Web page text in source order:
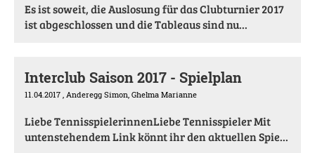
Es ist soweit, die Auslosung für das Clubturnier 2017
ist abgeschlossen und die Tableaus sind nu...
Interclub Saison 2017 - Spielplan
11.04.2017 , Anderegg Simon, Ghelma Marianne
Liebe TennisspielerinnenLiebe Tennisspieler Mit
untenstehendem Link könnt ihr den aktuellen Spie...